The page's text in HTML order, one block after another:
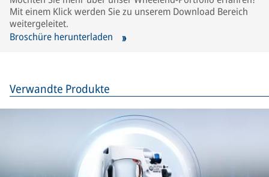
Mit einem Klick werden Sie zu unserem Download Bereich
weitergeleitet.
Broschüre herunterladen
Verwandte Produkte